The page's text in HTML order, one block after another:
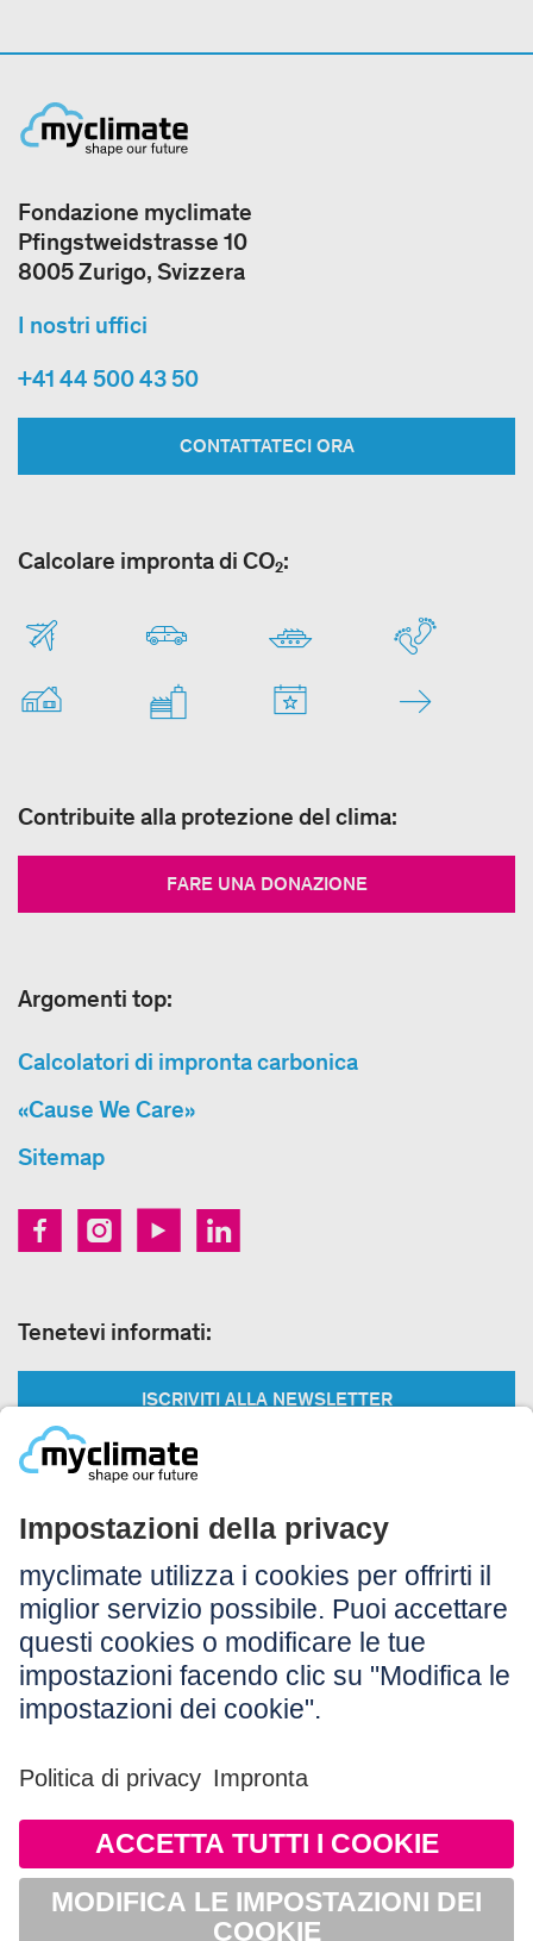
Fondazione myclimate
Pfingstweidstrasse 10
8005 Zurigo, Svizzera
I nostri uffici
+41 44 500 43 50
CONTATTATECI ORA
Calcolare impronta di CO₂:
Contribuite alla protezione del clima:
FARE UNA DONAZIONE
Argomenti top:
Calcolatori di impronta carbonica
«Cause We Care»
Sitemap
Tenetevi informati:
ISCRIVITI ALLA NEWSLETTER
Legale:
Colophon
Avvertenza
CG
Protezione dei dati
Accessibilità